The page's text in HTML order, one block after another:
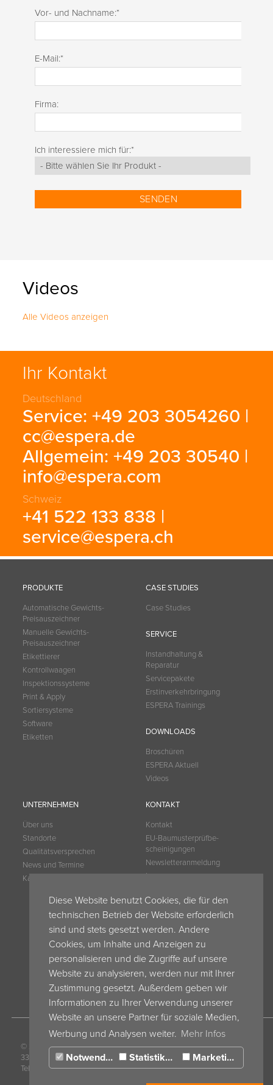
Diese Website benutzt Cookies, die für den
technischen Betrieb der Website erforderlich
sind und stets gesetzt werden. Andere
Cookies, um Inhalte und Anzeigen zu
personalisieren und die Zugriffe auf unsere
Website zu analysieren, werden nur mit Ihrer
Zustimmung gesetzt. Außerdem geben wir
Informationen zu Ihrer Verwendung unserer
Website an unsere Partner für soziale Medien,
Werbung und Analysen weiter. Mehr Infos
Notwendig
Statistiken Marketing
Vor- und Nachname:*
E-Mail:*
Firma:
Ich interessiere mich für:*
Videos
Alle Videos anzeigen
Ihr Kontakt
Deutschland
Service: +49 203 3054260 |
cc@espera.de
Allgemein: +49 203 30540 |
info@espera.com
Schweiz
+41 522 133 838 |
service@espera.ch
PRODUKTE
Automatische Gewichts-
Preisauszeichner
Manuelle Gewichts-
Preisauszeichner
Etikettierer
Kontrollwaagen
Inspektionssysteme
Print & Apply
Sortiersysteme
Software
Etiketten
CASE STUDIES
Case Studies
SERVICE
Instandhaltung &
Reparatur
Servicepakete
Erstinverkehrbringung
ESPERA Trainings
DOWNLOADS
Broschüren
ESPERA Aktuell
Videos
UNTERNEHMEN
Über uns
Standorte
Qualitätsversprechen
News und Termine
Karriere
KONTAKT
Kontakt
EU-Baumuster­prüfbe­
scheinigungen
Newsletteranmeldung
Impressum
My Espera
Espera Blog
AVB
AVB ESPERA Schweiz
AEB
AGB ESPERA Frankreich
AGB ESPERA Belgium
© 2017 ESPERA-WERKE GmbH · Moltkestr. 17 -
33 · 47058 Duisburg · Germany ·
Tel. +49 203 30 54 0 ·info@espera.com